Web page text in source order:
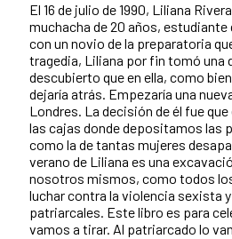
El 16 de julio de 1990, Liliana
muchacha de 20 años,
con un novio de la preparatoria
tragedia, Liliana por fin tomó una
descubierto que en ella, como
dejaría atrás. Empezaría una
Londres. La decisión de él fue
las cajas donde depositamos las
como la de tantas mujeres
verano de Liliana es una
nosotros mismos, como todos
luchar contra la violencia sexista
patriarcales. Este libro es para
vamos a tirar. Al patriarcado lo